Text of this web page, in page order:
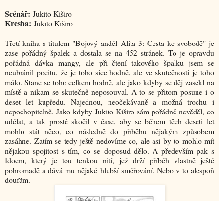
Scénář: Jukito Kiširo
Kresba: Jukito Kiširo
Třetí kniha s titulem "Bojový anděl Alita 3: Cesta ke svobodě" je
zase pořádný špalek a dostala se na 452 stránek. To je opravdu
pořádná dávka mangy, ale při čtení takového špalku jsem se
neubránil pocitu, že je toho sice hodně, ale ve skutečnosti je toho
málo. Stane se toho celkem hodně, ale jako kdyby se děj zasekl na
místě a nikam se skutečně neposouval. A to se přitom posune i o
deset let kupředu. Najednou, neočekávaně a možná trochu i
nepochopitelně. Jako kdyby Jukito Kiširo sám pořádně nevěděl, co
udělat, a tak prostě skočil v čase, aby se během těch deseti let
mohlo stát něco, co následně do příběhu nějakým způsobem
zasáhne. Zatím se tedy ještě nedovíme co, ale asi by to mohlo mít
nějakou spojitost s tím, co se doposud dělo. A především pak s
Idoem, který je tou tenkou nití, jež drží příběh vlastně ještě
pohromadě a dává mu nějaké hlubší směřování. Nebo v to alespoň
doufám.